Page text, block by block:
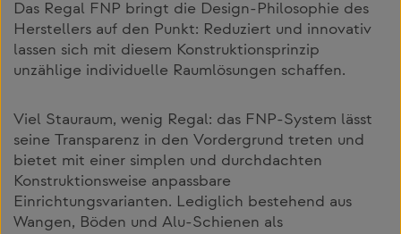
Das Regal FNP bringt die Design-Philosophie des
Herstellers auf den Punkt: Reduziert und innovativ
lassen sich mit diesem Konstruktionsprinzip
unzählige individuelle Raumlösungen schaffen.
Viel Stauraum, wenig Regal: das FNP-System lässt
seine Transparenz in den Vordergrund treten und
bietet mit einer simplen und durchdachten
Konstruktionsweise anpassbare
Einrichtungsvarianten. Lediglich bestehend aus
Wangen, Böden und Alu-Schienen als